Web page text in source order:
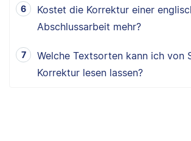
Kostet die Korrektur einer
Abschlussarbeit mehr?
Welche Textsorten kann ich von
Korrektur lesen lassen?